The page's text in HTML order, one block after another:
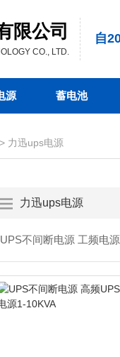
限公司
CO., LTD.
自
源 蓄电池
> 力迅ups电源
力迅ups电源
UPS不间断电源 工频电